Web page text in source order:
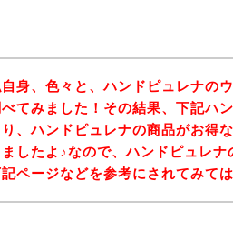
身、色々と、ハンドピュレナの
てみました！その結果、下記ハ
り、ハンドピュレナの商品がお得
ましたよ♪なので、ハンドピュレ
ページなどを参考にされてみて